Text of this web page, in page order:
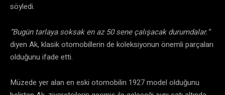
söyledi.
“Bugün tarlaya soksak en az 50 sene çalışacak durumdalar.”
diyen Ak, klasik otomobillerin de koleksiyonun önemli parçaları
olduğunu ifade etti.
Müzede yer alan en eski otomobilin 1927 model olduğunu